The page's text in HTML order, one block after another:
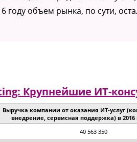
году объем рынка, по сути,
Крупнейшие ИТ-
Выручка компании от оказания ИТ-услуг
внедрение, сервисная поддержка) в 2016
40 563 350